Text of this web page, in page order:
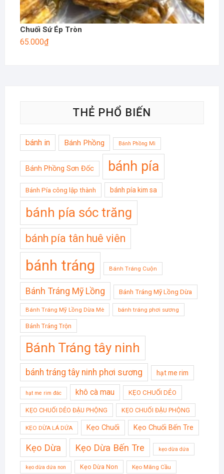
Chuối Sứ Ép Tròn
65.000₫
THẺ PHỔ BIẾN
bánh in Bánh Phồng Bánh Phồng Mì
Bánh Phồng Sơn Đốc bánh pía
Bánh Pía công lập thành bánh pía kim sa
bánh pía sóc trăng
bánh pía tân huê viên
bánh tráng Bánh Tráng Cuộn
Bánh Tráng Mỹ Lồng Bánh Tráng Mỹ Lồng Dừa
Bánh Tráng Mỹ Lồng Dừa Mè bánh tráng phơi sương
Bánh Tráng Trộn
Bánh Tráng tây ninh
bánh tráng tây ninh phơi sương hạt me rim
hạt me rim đác khô cà mau KẸO CHUỐI DẺO
KẸO CHUỐI DẺO ĐẬU PHỘNG KẸO CHUỐI ĐẬU PHỘNG
KẸO DỪA LÁ DỨA Kẹo Chuối Kẹo Chuối Bến Tre
Kẹo Dừa Kẹo Dừa Bến Tre kẹo dừa dứa
kẹo dừa dứa non Kẹo Dừa Non Kẹo Mãng Cầu